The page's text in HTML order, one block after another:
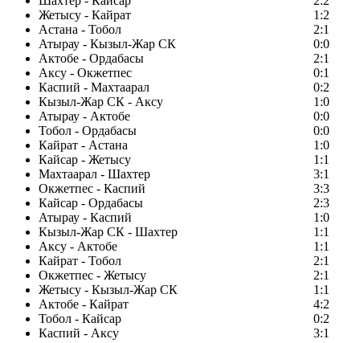
Жетысу - Кайрат
1:2
Астана - Тобол
2:1
Атырау - Кызыл-Жар СК
0:0
Актобе - Ордабасы
2:1
Аксу - Окжетпес
0:1
Каспий - Махтаарал
0:2
Кызыл-Жар СК - Аксу
1:0
Атырау - Актобе
0:0
Тобол - Ордабасы
0:0
Кайрат - Астана
1:0
Кайсар - Жетысу
1:1
Махтаарал - Шахтер
3:1
Окжетпес - Каспий
3:3
Кайсар - Ордабасы
2:3
Атырау - Каспий
1:0
Кызыл-Жар СК - Шахтер
1:1
Аксу - Актобе
1:1
Кайрат - Тобол
2:1
Окжетпес - Жетысу
2:1
Жетысу - Кызыл-Жар СК
1:1
Актобе - Кайрат
4:2
Тобол - Кайсар
0:2
Каспий - Аксу
3:1